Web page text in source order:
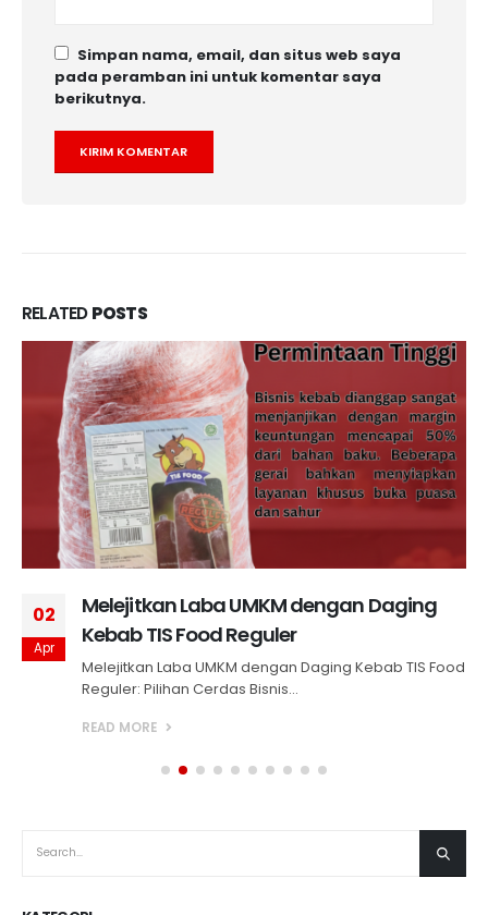
Simpan nama, email, dan situs web saya
pada peramban ini untuk komentar saya
berikutnya.
RELATEDPOSTS
02
Apr
Melejitkan Laba UMKM dengan Daging
Kebab TIS Food Reguler
Melejitkan Laba UMKM dengan Daging Kebab TIS Food
Reguler: Pilihan Cerdas Bisnis...
READ MORE